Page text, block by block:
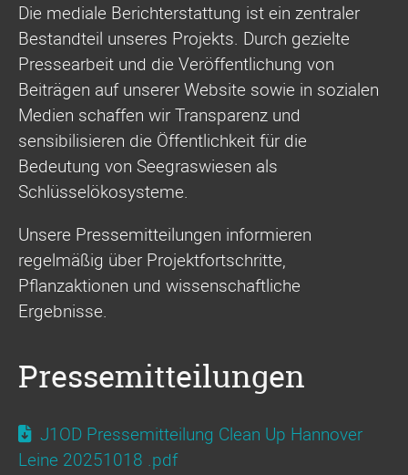
Die mediale Berichterstattung ist ein zentraler
Bestandteil unseres Projekts. Durch gezielte
Pressearbeit und die Veröffentlichung von
Beiträgen auf unserer Website sowie in sozialen
Medien schaffen wir Transparenz und
sensibilisieren die Öffentlichkeit für die
Bedeutung von Seegraswiesen als
Schlüsselökosysteme.
Unsere Pressemitteilungen informieren
regelmäßig über Projektfortschritte,
Pflanzaktionen und wissenschaftliche
Ergebnisse.
Pressemitteilungen
J1OD Pressemitteilung Clean Up Hannover
Leine 20251018 .pdf